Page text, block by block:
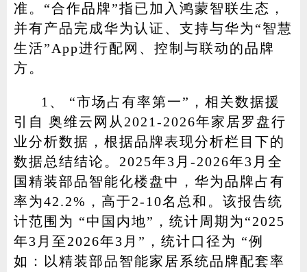
准。“合作品牌”指已加入鸿蒙智联生态，
并有产品完成华为认证、支持与华为“智慧
生活”App进行配网、控制与联动的品牌
方。
1、 “市场占有率第一”，相关数据援
引自 奥维云网从2021-2026年家居罗盘行
业分析数据，根据品牌表现分析栏目下的
数据总结结论。2025年3月-2026年3月全
国精装部品智能化楼盘中，华为品牌占有
率为42.2%，高于2-10名总和。该报告统
计范围为 “中国内地”，统计周期为“2025
年3月至2026年3月”，统计口径为 “例
如：以精装部品智能家居系统品牌配套率